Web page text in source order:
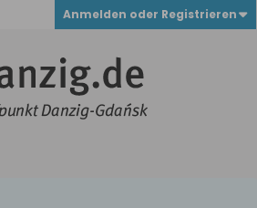
Anmelden oder Registrieren